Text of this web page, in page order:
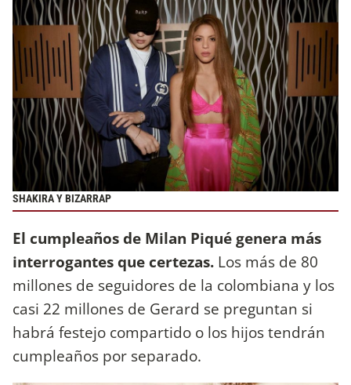
SHAKIRA Y BIZARRAP
El cumpleaños de Milan Piqué genera más
interrogantes que certezas. Los más de 80
millones de seguidores de la colombiana y los
casi 22 millones de Gerard se preguntan si
habrá festejo compartido o los hijos tendrán
cumpleaños por separado.